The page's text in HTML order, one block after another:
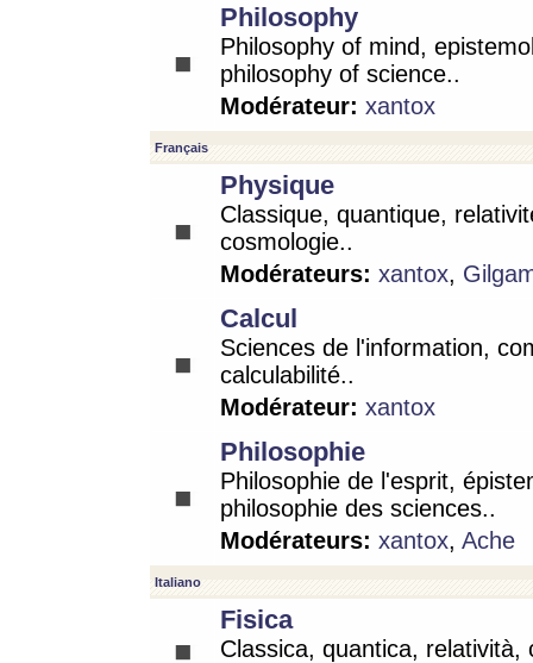
Philosophy
Philosophy of mind,
philosophy of science..
Modérateur: xantox
Français
Physique
Classique, quantique,
cosmologie..
Modérateurs: xantox,
Calcul
Sciences de l'information,
calculabilité..
Modérateur: xantox
Philosophie
Philosophie de l'esprit,
philosophie des sciences..
Modérateurs: xantox, Ache
Italiano
Fisica
Classica, quantica, relatività,